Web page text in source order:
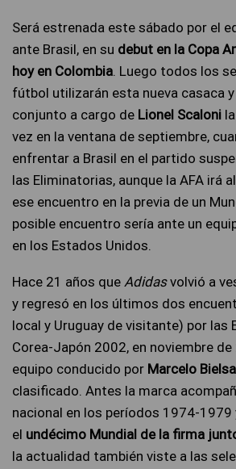
Será estrenada este sábado por el
ante Brasil, en su debut en la Copa
hoy en Colombia . Luego todos los
fútbol utilizarán esta nueva casaca
conjunto a cargo de Lionel Scaloni
vez en la ventana de septiembre,
enfrentar a Brasil en el partido
las Eliminatorias, aunque la AFA irá
ese encuentro en la previa de un
posible encuentro sería ante un
en los Estados Unidos.
Hace 21 años que Adidasvolvió a
y regresó en los últimos dos
local y Uruguay de visitante) por las
Corea-Japón 2002, en noviembre
equipo conducido por Marcelo Bielsa
clasificado. Antes la marca
nacional en los períodos 1974-
el undécimo Mundial de la firma
la actualidad también viste a las